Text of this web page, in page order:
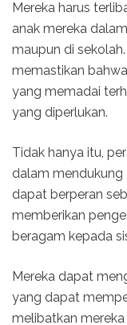
Mereka harus
anak mereka
maupun di
memastikan
yang memadai
yang diperlukan.
Tidak hanya itu,
dalam mendukung
dapat berperan
memberikan
beragam kepada
Mereka dapat
yang dapat
melibatkan